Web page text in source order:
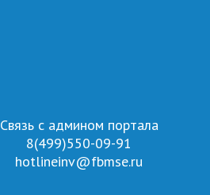
Связь с админом портала
8(499)550-09-91
hotlineinv@fbmse.ru